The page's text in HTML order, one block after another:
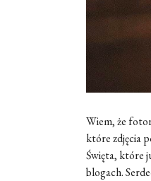
Wiem, że
które zdjęcia
Święta, które
blogach.